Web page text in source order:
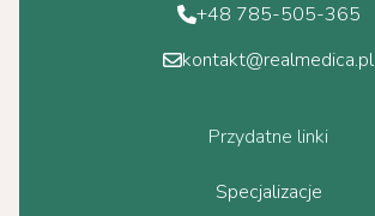
+48 785-505-365
kontakt@realmedica.pl
Przydatne linki
Specjalizacje